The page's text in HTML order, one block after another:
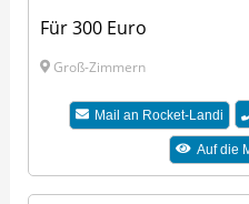
Für 300 Euro
Groß-Zimmern
Mail an Rocket-Landi
Auf die